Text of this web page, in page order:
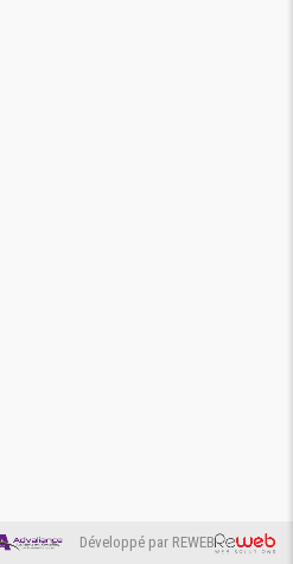
Développé par REWEB